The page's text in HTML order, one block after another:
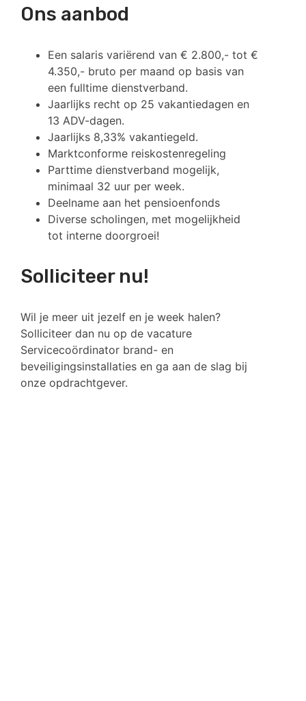
Ons aanbod
Een salaris variërend van € 2.800,- tot €
4.350,- bruto per maand op basis van
een fulltime dienstverband.
Jaarlijks recht op 25 vakantiedagen en
13 ADV-dagen.
Jaarlijks 8,33% vakantiegeld.
Marktconforme reiskostenregeling
Parttime dienstverband mogelijk,
minimaal 32 uur per week.
Deelname aan het pensioenfonds
Diverse scholingen, met mogelijkheid
tot interne doorgroei!
Solliciteer nu!
Wil je meer uit jezelf en je week halen?
Solliciteer dan nu op de vacature
Servicecoördinator brand- en
beveiligingsinstallaties en ga aan de slag bij
onze opdrachtgever.